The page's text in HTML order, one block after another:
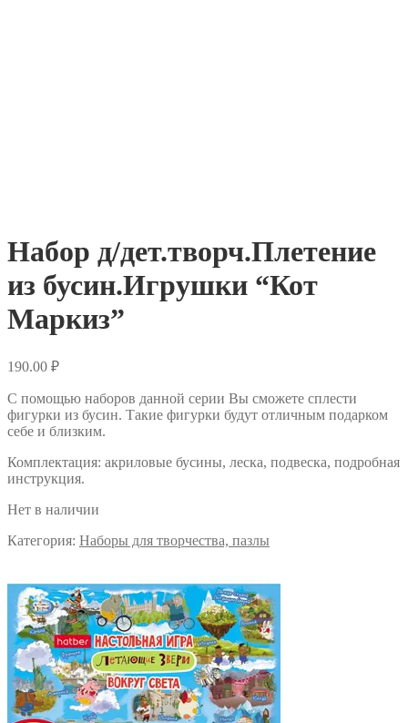
Набор д/дет.творч.Плетение
из бусин.Игрушки “Кот
Маркиз”
190.00 ₽
С помощью наборов данной серии Вы сможете сплести
фигурки из бусин. Такие фигурки будут отличным подарком
себе и близким.
Комплектация: акриловые бусины, леска, подвеска, подробная
инструкция.
Нет в наличии
Категория: Наборы для творчества, пазлы